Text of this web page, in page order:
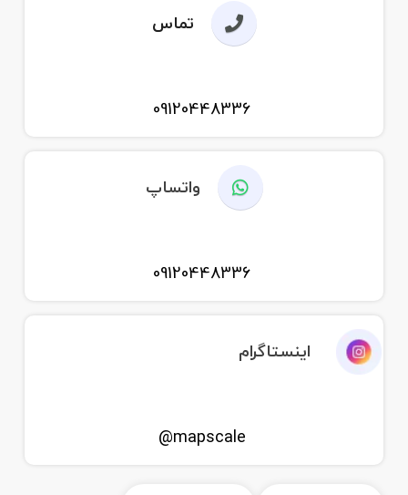
تماس
09120448336
واتساپ
09120448336
اینستاگرام
mapscale@